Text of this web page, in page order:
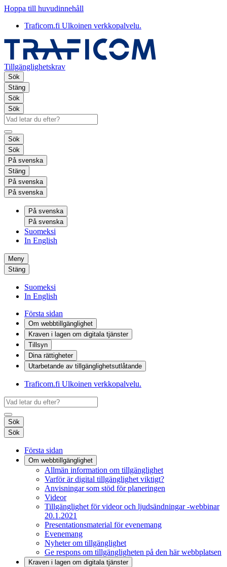
Hoppa till huvudinnehåll
Traficom.fi Ulkoinen verkkopalvelu.
Tillgänglighetskrav
Sök
Stäng
Sök
Sök
Sök
Sök
På svenska
Stäng
På svenska
På svenska
På svenska
På svenska
Suomeksi
In English
Meny
Stäng
Suomeksi
In English
Första sidan
Om webbtillgänglighet
Kraven i lagen om digitala tjänster
Tillsyn
Dina rättigheter
Utarbetande av tillgänglighets­utlåtande
Traficom.fi Ulkoinen verkkopalvelu.
Sök
Sök
Första sidan
Om webbtillgänglighet
Allmän information om tillgänglighet
Varför är digital tillgänglighet viktigt?
Anvisningar som stöd för planeringen
Videor
Tillgänglighet för videor och ljudsändningar -webbinar
20.1.2021
Presentationsmaterial för evenemang
Evenemang
Nyheter om tillgänglighet
Ge respons om tillgängligheten på den här webbplatsen
Kraven i lagen om digitala tjänster